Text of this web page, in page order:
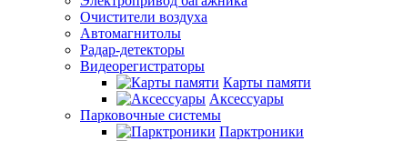
Очистители воздуха
Автомагнитолы
Радар-детекторы
Видеорегистраторы
Карты памяти
Аксессуары
Парковочные системы
Парктроники